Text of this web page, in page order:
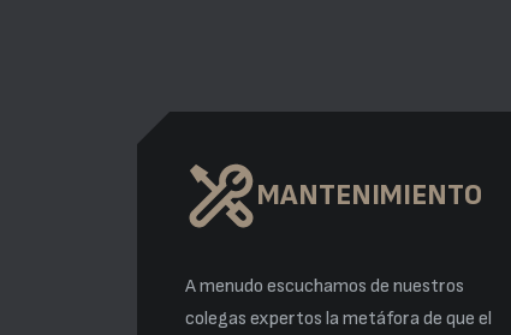
MANTENIMIENTO
A menudo escuchamos de nuestros
colegas expertos la metáfora de que el